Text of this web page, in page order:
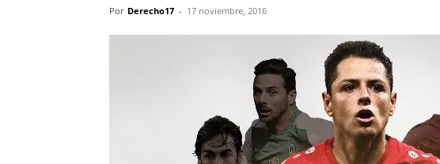
Por Derecho17 - 17 noviembre, 2016